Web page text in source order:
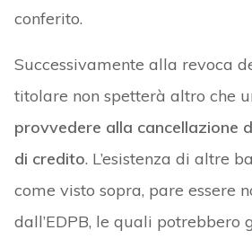
conferito.
Successivamente alla revoca
titolare non spetterà altro che
provvedere alla cancellazione
di credito. L’esistenza di altre
come visto sopra, pare essere
dall’EDPB, le quali potrebbero